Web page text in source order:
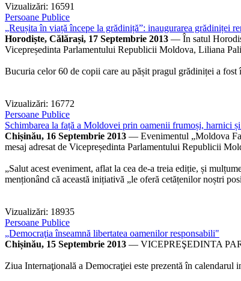
Vizualizări: 16591
Persoane Publice
„Reușita în viață începe la grădiniță”: inaugurarea grădiniței
Horodiște, Călărași, 17 Septembrie 2013 — În satul
Vicepreședinta Parlamentului Republicii Moldova, Liliana
Bucuria celor 60 de copii care au pășit pragul grădiniței a
Vizualizări: 16772
Persoane Publice
Schimbarea la față a Moldovei prin oamenii frumoși, harnici
Chișinău, 16 Septembrie 2013 — Evenimentul „Moldova
mesaj adresat de Vicepreședinta Parlamentului Republicii
„Salut acest eveniment, aflat la cea de-a treia ediție, și
menționând că această inițiativă „le oferă cetățenilor noștri
Vizualizări: 18935
Persoane Publice
„Democraţia înseamnă libertatea oamenilor responsabili"
Chișinău, 15 Septembrie 2013 — VICEPREŞEDINTA
Ziua Internaţională a Democraţiei este prezentă în